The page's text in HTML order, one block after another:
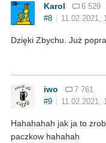
Karol 6 529
#8
11.02.2021,
Dzięki Zbychu. Już
iwo
7 761
#9
11.02.2021,
Hahahahah jak ja to
paczkow hahahah